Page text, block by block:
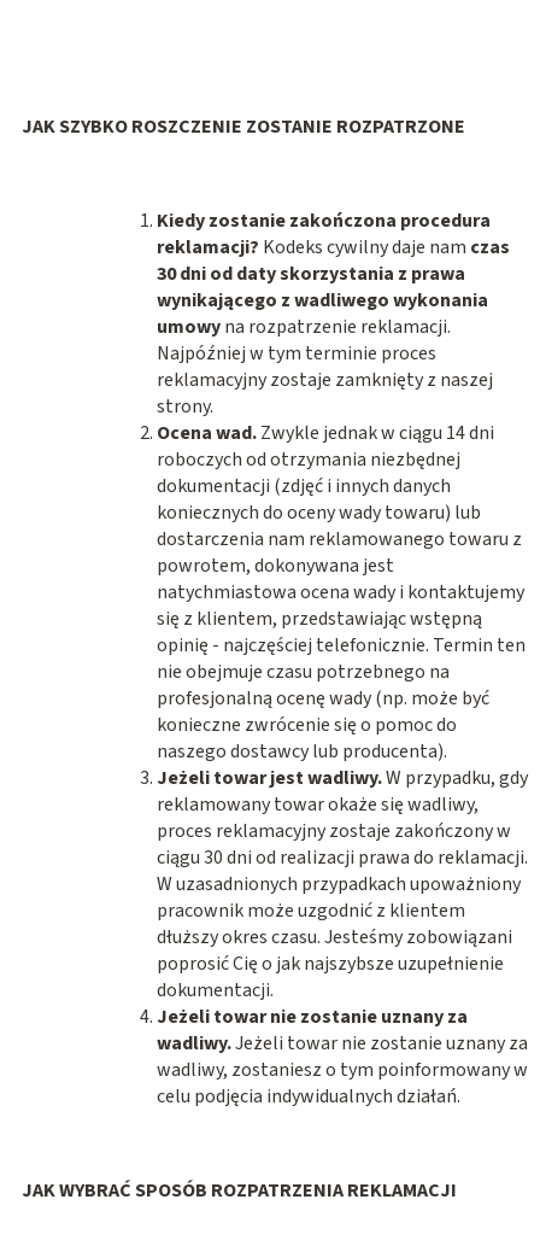
JAK SZYBKO ROSZCZENIE ZOSTANIE ROZPATRZONE
Kiedy zostanie zakończona procedura
reklamacji? Kodeks cywilny daje nam czas
30 dni od daty skorzystania z prawa
wynikającego z wadliwego wykonania
umowyna rozpatrzenie reklamacji.
Najpóźniej w tym terminie proces
reklamacyjny zostaje zamknięty z naszej
strony.
Ocena wad.Zwykle jednak w ciągu 14 dni
roboczych od otrzymania niezbędnej
dokumentacji (zdjęć i innych danych
koniecznych do oceny wady towaru) lub
dostarczenia nam reklamowanego towaru z
powrotem, dokonywana jest
natychmiastowa ocena wady i kontaktujemy
się z klientem, przedstawiając wstępną
opinię - najczęściej telefonicznie. Termin ten
nie obejmuje czasu potrzebnego na
profesjonalną ocenę wady (np. może być
konieczne zwrócenie się o pomoc do
naszego dostawcy lub producenta).
Jeżeli towar jest wadliwy.W przypadku, gdy
reklamowany towar okaże się wadliwy,
proces reklamacyjny zostaje zakończony w
ciągu 30 dni od realizacji prawa do reklamacji.
W uzasadnionych przypadkach upoważniony
pracownik może uzgodnić z klientem
dłuższy okres czasu. Jesteśmy zobowiązani
poprosić Cię o jak najszybsze uzupełnienie
dokumentacji.
Jeżeli towar nie zostanie uznany za
wadliwy.Jeżeli towar nie zostanie uznany za
wadliwy, zostaniesz o tym poinformowany w
celu podjęcia indywidualnych działań.
JAK WYBRAĆ SPOSÓB ROZPATRZENIA REKLAMACJI